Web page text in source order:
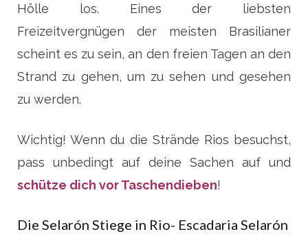
Hölle los. Eines der liebsten
Freizeitvergnügen der meisten Brasilianer
scheint es zu sein, an den freien Tagen an den
Strand zu gehen, um zu sehen und gesehen
zu werden.
Wichtig! Wenn du die Strände Rios besuchst,
pass unbedingt auf deine Sachen auf und
schütze dich vor Taschendieben!
Die Selarón Stiege in Rio- Escadaria Selarón